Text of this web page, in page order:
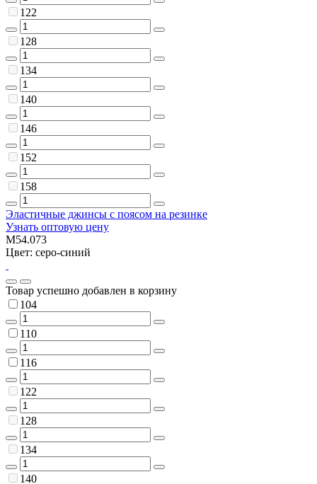
122
128
134
140
146
152
158
Эластичные джинсы с поясом на резинке
Узнать оптовую цену
M54.073
Цвет: серо-синий
Товар успешно добавлен в корзину
104
110
116
122
128
134
140